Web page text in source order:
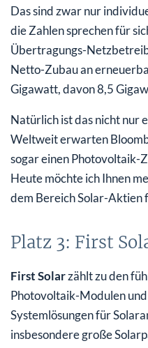
Das sind zwar nur
die Zahlen sprechen für
Übertragungs-
Netto-Zubau an
Gigawatt, davon 8,5
Natürlich ist das nicht nur
Weltweit erwarten
sogar einen Photovoltaik-
Heute möchte ich Ihnen
dem Bereich Solar-Aktien
Platz 3: First
First Solarzählt zu den
Photovoltaik-Modulen
Systemlösungen für
insbesondere große